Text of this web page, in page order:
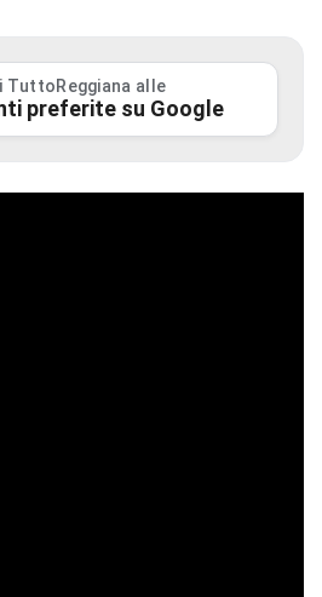
TuttoReggiana alle
preferite su Google